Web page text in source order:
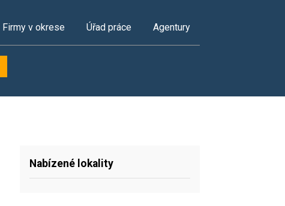
Firmy v okrese Úřad práce Agentury
Nabízené lokality